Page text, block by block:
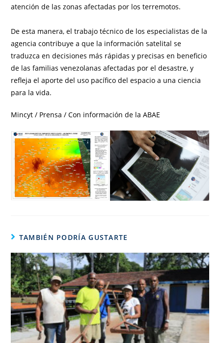
atención de las zonas afectadas por los terremotos.
De esta manera, el trabajo técnico de los especialistas de la
agencia contribuye a que la información satelital se
traduzca en decisiones más rápidas y precisas en beneficio
de las familias venezolanas afectadas por el desastre, y
refleja el aporte del uso pacífico del espacio a una ciencia
para la vida.
Mincyt / Prensa / Con información de la ABAE
TAMBIÉN PODRÍA GUSTARTE